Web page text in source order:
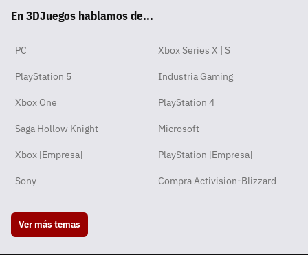
pp
ok
En 3DJuegos hablamos de...
PC Xbox Series X | S
PlayStation 5 Industria Gaming
Xbox One PlayStation 4
Saga Hollow Knight Microsoft
Xbox [Empresa] PlayStation [Empresa]
Sony Compra Activision-Blizzard
Ver más temas